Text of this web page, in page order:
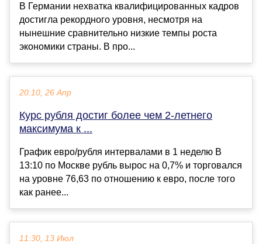
В Германии нехватка квалифицированных кадров
достигла рекордного уровня, несмотря на
нынешние сравнительно низкие темпы роста
экономики страны. В про...
20:10, 26 Апр
Курс рубля достиг более чем 2-летнего
максимума к ...
График евро/рубля интервалами в 1 неделю В
13:10 по Москве рубль вырос на 0,7% и торговался
на уровне 76,63 по отношению к евро, после того
как ранее...
11:30, 13 Июл